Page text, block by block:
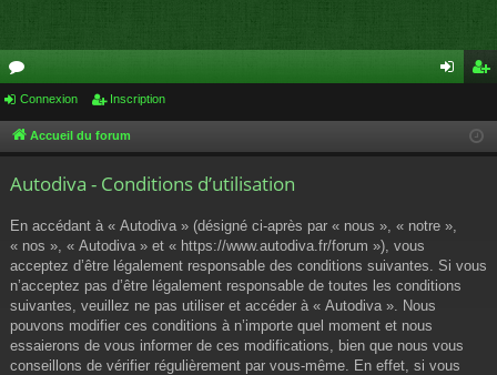
or
u cri
Connexion Inscription
Accueil du forum
Autodiva - Conditions d’utilisation
En accédant à « Autodiva » (désigné ci-après par « nous », « notre »,
« nos », « Autodiva » et « https://www.autodiva.fr/forum »), vous
acceptez d’être légalement responsable des conditions suivantes. Si vous
n’acceptez pas d’être légalement responsable de toutes les conditions
suivantes, veuillez ne pas utiliser et accéder à « Autodiva ». Nous
pouvons modifier ces conditions à n’importe quel moment et nous
essaierons de vous informer de ces modifications, bien que nous vous
conseillons de vérifier régulièrement par vous-même. En effet, si vous